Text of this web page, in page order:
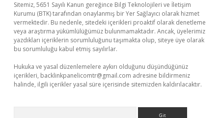
Sitemiz, 5651 Sayılı Kanun gereğince Bilgi Teknolojileri ve İletişim
Kurumu (BTK) tarafından onaylanmış bir Yer Sağlayıcı olarak hizmet
vermektedir. Bu nedenle, sitedeki içerikleri proaktif olarak denetleme
veya araştırma yükümlülüğümüz bulunmamaktadır. Ancak, üyelerimiz
yazdıkları içeriklerin sorumluluğunu taşımakta olup, siteye üye olarak
bu sorumluluğu kabul etmiş sayılırlar.
Hukuka ve yasal düzenlemelere aykırı olduğunu düşündüğünüz
içerikleri, backlinkpanelicomtr@gmail.com adresine bildirmeniz
halinde, ilgili içerikler yasal süre içerisinde sitemizden kaldırılacaktır.